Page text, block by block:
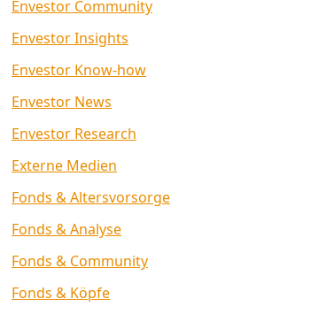
Envestor Community
Envestor Insights
Envestor Know-how
Envestor News
Envestor Research
Externe Medien
Fonds & Altersvorsorge
Fonds & Analyse
Fonds & Community
Fonds & Köpfe